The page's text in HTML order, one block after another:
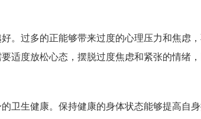
。过多的正能够带来过度的心理压力和焦虑
适度放松心态，摆脱过度焦虑和紧张的情绪
卫生健康。保持健康的身体状态能够提高自